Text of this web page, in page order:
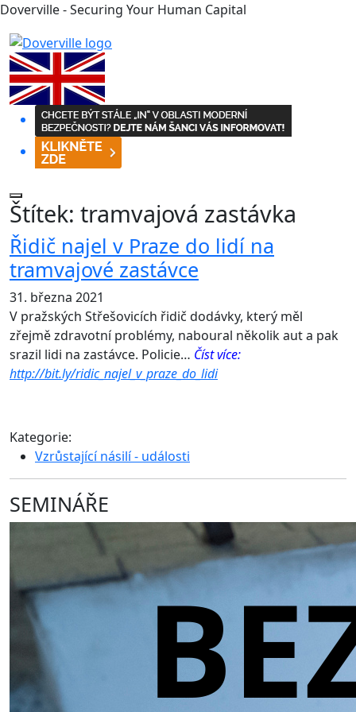
Doverville - Securing Your Human Capital
Štítek: tramvajová zastávka
Řidič najel v Praze do lidí na
tramvajové zastávce
31. března 2021
V pražských Střešovicích řidič dodávky, který měl
zřejmě zdravotní problémy, naboural několik aut a pak
srazil lidi na zastávce. Policie… Číst více:
http://bit.ly/ridic_najel_v_praze_do_lidi
Kategorie:
Vzrůstající násilí - události
SEMINÁŘE